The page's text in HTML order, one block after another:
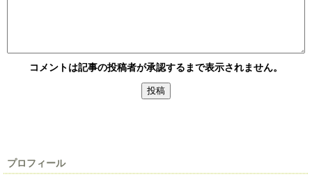
コメントは記事の投稿者が承認するまで表示されません。
プロフィール